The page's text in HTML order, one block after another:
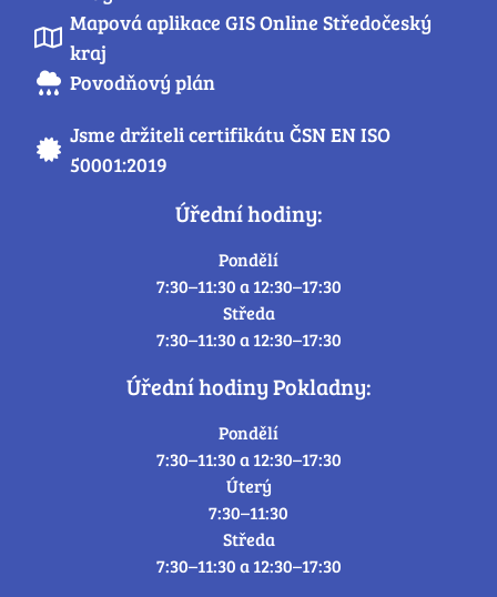
Mapová aplikace GIS Online Středočeský
kraj
Povodňový plán
Jsme držiteli certifikátu ČSN EN ISO
50001:2019
Úřední hodiny:
Pondělí
7:30–11:30 a 12:30–17:30
Středa
7:30–11:30 a 12:30–17:30
Úřední hodiny Pokladny:
Pondělí
7:30–11:30 a 12:30–17:30
Úterý
7:30–11:30
Středa
7:30–11:30 a 12:30–17:30